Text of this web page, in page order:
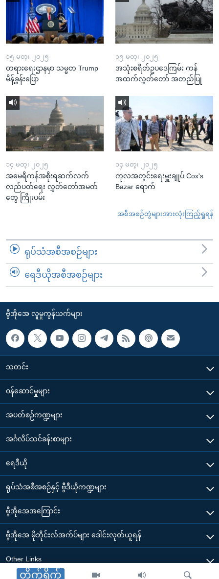
တိုက်ရိုက်
၁၅ မတ္၊ ၂၀၂၅
တရားရေးဌာနမှာ သမ္မတ Trump
မိန့်ခွန်းပြော
၁၅ မတ္၊ ၂၀၂၅
အသုံးစရိတ်ဥပဒေကြမ်း ကန်
အထက်လွှတ်တော် အတည်ပြု
၁၄ မတ္၊ ၂၀၂၅
အမေရိကန်အစိုးရဆက်လက်
လည်ပတ်ရေး လွှတ်တော်အမတ်
တွေ ကြိုးပမ်း
၁၄ မတ္၊ ၂၀၂၅
ကုလအတွင်းရေးမှူးချုပ် Cox's
Bazar ရောက်
အစီအစဉ်တွဲများအားလုံးကြည့်ရှုရန်
ရုပ်သံအစီအစဉ်များ
ရေဒီယိုအစီအစဉ်များ
ဗွီအိုအေ လူမှုကွန်ယက်များ
သတင်း
၀န်ဆောင်မှုများ
အပတ်စဉ်ကဏ္ဍများ
အင်္ဂလိပ်သင်ခန်းစာများ
ရေဒီယို
ရုပ်သံအစီအစဉ်နှင့် ဗွီဒီယိုကဏ္ဍများ
ဗွီအိုအေအကြောင်း
ဗွီအိုအေ မိုဘိုင်းလ်အက်ပ်များ ဒေါင်းလုတ်ယူရန်
Other Links